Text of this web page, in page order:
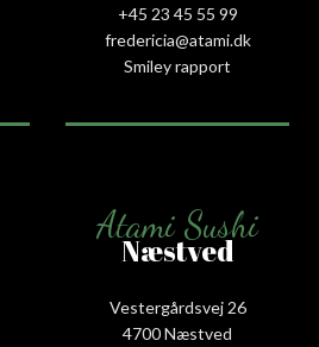
+45 23 45 55 99
fredericia@atami.dk
Smiley rapport
Atami Sushi
Næstved
Vestergårdsvej 26
4700 Næstved